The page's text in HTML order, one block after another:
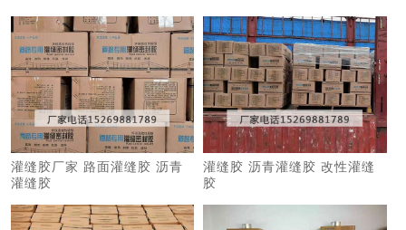
灌缝胶厂家 路面灌缝胶 沥青
灌缝胶
灌缝胶 沥青灌缝胶 改性灌缝
胶